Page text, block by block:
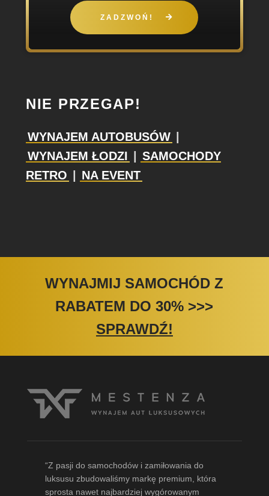
ZADZWOŃ!
NIE PRZEGAP!
WYNAJEM AUTOBUSÓW
WYNAJEM ŁODZI
SAMOCHODY
RETRO
NA EVENT
WYNAJMIJ SAMOCHÓD Z
RABATEM DO 30% >>>
SPRAWDŹ!
“Z pasji do samochodów i zamiłowania do
luksusu zbudowaliśmy markę premium, która
sprosta nawet najbardziej wygórowanym